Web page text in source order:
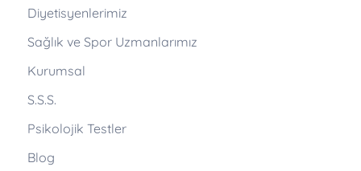
Diyetisyenlerimiz
Sağlık ve Spor Uzmanlarımız
Kurumsal
S.S.S.
Psikolojik Testler
Blog